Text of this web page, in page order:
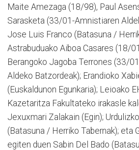
Maite Amezaga (18/98), Paul
Sarasketa (33/01-Amnistiaren
Jose Luis Franco (Batasuna /
Astrabuduako Aiboa Casares (18/
Berangoko Jagoba Terrones (33/
Aldeko Batzordeak); Erandioko
(Euskaldunon Egunkaria); Leioako
Kazetaritza Fakultateko irakasle
Jexuxmari Zalakain (Egin);
(Batasuna / Herriko Tabernak); eta
egiten duen Sabin Del Bado